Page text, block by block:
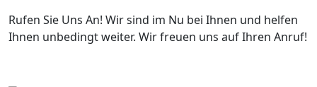
Rufen Sie Uns An! Wir sind im Nu bei Ihnen und helfen
Ihnen unbedingt weiter. Wir freuen uns auf Ihren Anruf!